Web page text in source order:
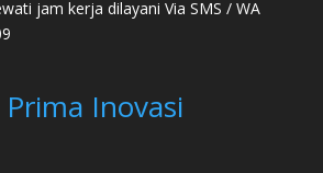
jam kerja dilayani Via SMS / WA
Inovasi